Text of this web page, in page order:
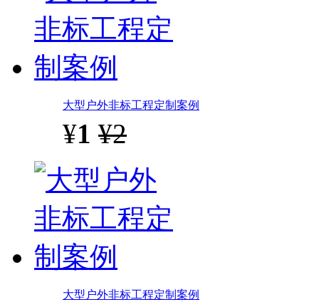
大型户外非标工程定制案例
¥1 ¥2
大型户外非标工程定制案例